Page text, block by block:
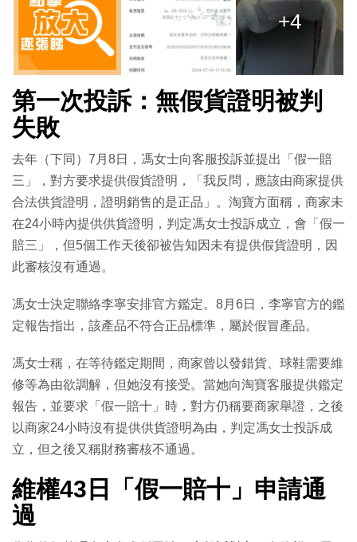
+4
第一次投訴：無假貨證明被判
失敗
去年（下同）7月8日，馮女士向客服投訴並提出「假一賠
三」，對方要求提供假貨證明，「我反問，應該由商家提供
合法供貨證明，證明銷售的是正品」。淘寶方面稱，商家未
在24小時內提供供貨證明，判定馮女士投訴成立，會「假一
賠三」，但5個工作天後卻被告知因未有提供假貨證明，因
此審核沒有通過。
馮女士決定聯絡李寧安排官方鑑定。8月6日，李寧官方的鑑
定報告指出，該產品不符合正品標準，屬於假冒產品。
馮女士稱，在等待鑑定期間，商家曾以發錯貨、球鞋需要維
修等為由欲調解，但她沒有接受。當她向淘寶客服提供鑑定
報告，並要求「假一賠十」時，對方仍稱要商家舉證，之後
以商家24小時沒有提供供貨證明為由，判定馮女士投訴成
立，但之後又稱財務審核不通過。
維權43日「假一賠十」申請通
過